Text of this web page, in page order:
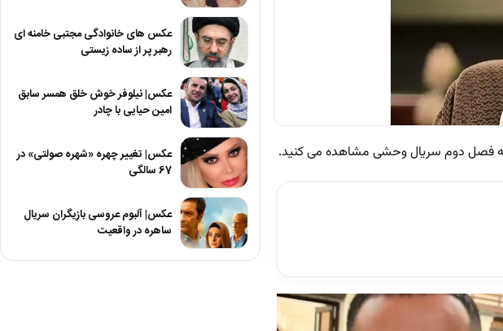
فصل دوم سریال وحشی مشاهده می کنید.
عکس های خانوادگی مجتبی خامنه ای
رهبر پر از ساده زیستی
عکس| نیلوفر خوش خلق همسر سابق
امین حیایی با چادر
عکس| تغییر چهره «شهره صولتی» در
67 سالگی
عکس| آلبوم عروسی بازیگران سریال
ساهره در واقعیت